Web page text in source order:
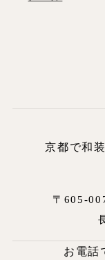
京都で和
〒605-
お電話